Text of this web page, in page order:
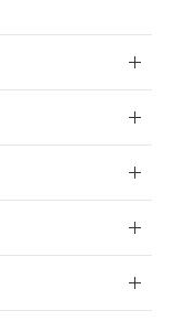
当社の製
すること
するこ
証明書
）
証明する
テル類４
ら備考
。